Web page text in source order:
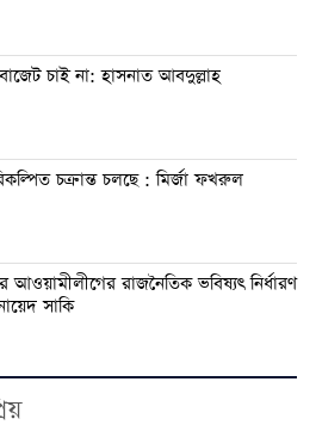
বাজেট চাই না: হাসনাত আবদুল্লাহ
চক্রান্ত চলছে : মির্জা ফখরুল
আওয়ামীলীগের রাজনৈতিক ভবিষ্যৎ নির্ধারণ
সাকি